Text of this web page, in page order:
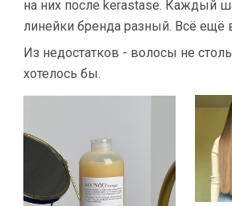
на них после kerastase. Каждый
линейки бренда разный. Всё ещё
Из недостатков - волосы не
хотелось бы.